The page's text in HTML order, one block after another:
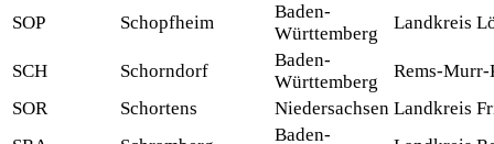
SOP Schopfheim
Baden-
Württemberg
Landkreis
SCH Schorndorf
Baden-
Württemberg
Rems-
SOR
Schortens Niedersachsen Landkreis
Baden-